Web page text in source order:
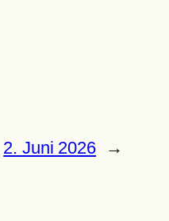
2. Juni 2026 →